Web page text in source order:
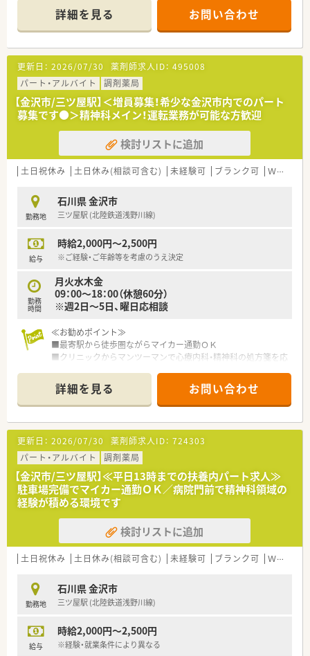
■住宅街の中にあり、地域に密着した店舗づくりをしています
≪こんな薬局です≫
■石川県内に3店舗展開している地域密着型の調剤薬局です。
■希少な金沢市内でのパート薬剤師様の募集です！
■今後の出店計画もあり、在宅件数も増えているため増員の募集
となります
■代表は元々チェーン店でエリアマネージャーや責任者をされ
ており、現場のこともよく理解されております。現場の意見も積
極的に取り入れながら、運営されております。
■時間・曜日は相談可能！ご家庭を優先しながらご勤務したい方
にオススメです！
詳細を見る お問い合わせ
更新日： 2026/07/30 薬剤師求人ID： 495008
パート・アルバイト
調剤薬局
【金沢市/三ツ屋駅】＜増員募集！希少な金沢市内でのパート
募集です●＞精神科メイン！運転業務が可能な方歓迎
検討リストに追加
土日祝休み 土日休み(相談可含む) 未経験可 ブランク可 Ｗワーク可
勤務地
石川県 金沢市
三ツ屋駅 (北陸鉄道浅野川線)
給与
時給2,000円～2,500円
※ご経験・ご年齢等を考慮のうえ決定
勤務
時間
月火水木金
09：00～18：00（休憩60分）
※週2日～5日、曜日応相談
≪お勧めポイント≫
■最寄駅から徒歩圏ながらマイカー通勤ＯＫ
■クリニックからマンツーマンで心療内科・精神科の処方箋を応
■外来以外に在宅医療にも対応しています
≪こんな薬局です≫
■石川県内に3店舗展開している地域密着型の調剤薬局です。
■希少な金沢市内でのパート薬剤師様の募集です！
■今後の出店計画もあり、在宅件数も増えているため増員の募集
となります
■代表は元々チェーン店でエリアマネージャーや責任者をされ
ており、現場のこともよく理解されております。現場の意見も積
極的に取り入れながら、運営されております。
■時間・曜日は相談可能！ご家庭を優先しながらご勤務したい方
にオススメです！
詳細を見る お問い合わせ
更新日： 2026/07/30 薬剤師求人ID： 724303
パート・アルバイト
調剤薬局
【金沢市/三ツ屋駅】≪平日13時までの扶養内パート求人≫
駐車場完備でマイカー通勤ＯＫ／病院門前で精神科領域の
経験が積める環境です
検討リストに追加
土日祝休み 土日休み(相談可含む) 未経験可 ブランク可 Ｗワーク可
勤務地
石川県 金沢市
三ツ屋駅 (北陸鉄道浅野川線)
給与
時給2,000円～2,500円
※経験・就業条件により異なる